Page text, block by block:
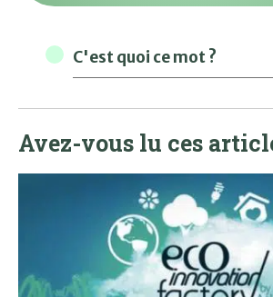
C'est quoi ce mot ?
Avez-vous lu ces